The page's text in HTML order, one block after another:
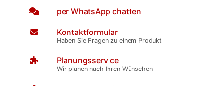
per WhatsApp chatten
Kontaktformular
Haben Sie Fragen zu einem Produkt
Planungsservice
Wir planen nach Ihren Wünschen